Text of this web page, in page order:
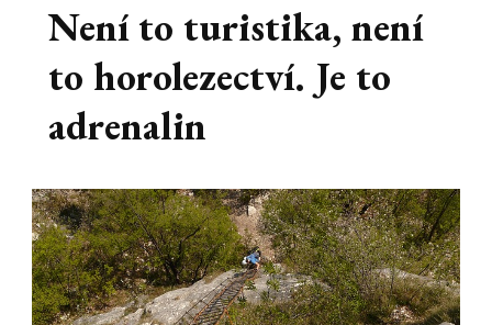
Není to turistika, není
to horolezectví. Je to
adrenalin